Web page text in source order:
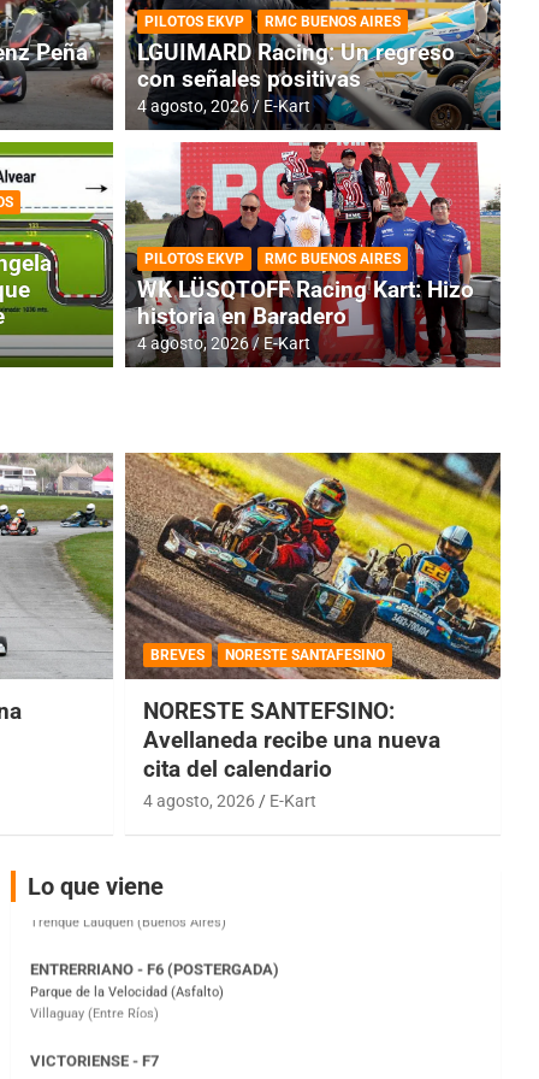
Horarios para la
Peña
PILOTOS EKVP RMC BUENOS AIRES
LGUIMARD Racing: Un regreso
con señales positivas
4 agosto, 2026 E-Kart
PILOTOS EKVP RMC BUENOS AIRES
WK LÜSQTOFF Racing Kart: Hizo
historia en Baradero
4 agosto, 2026 E-Kart
BREVES NORESTE SANTAFESINO
NORESTE SANTEFSINO:
Avellaneda recibe una nueva
cita del calendario
4 agosto, 2026 E-Kart
Lo que viene
COBERTURA ESPECIAL DE E-KART.COM.AR
IAME SERIES ARGENTINA 6
Ramiro Tot (Asfalto)
Baradero (Buenos Aires)
Ciudad de Trenque Lauquen (Asfalto)
Parque de la Velocidad (Asfalto)
VICTORIENSE - F7
El Cerro (Tierra)
Victoria (Entre Ríos)
PATAGONICO - F6